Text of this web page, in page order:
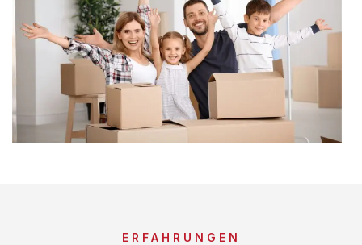
ERFAHRUNGEN